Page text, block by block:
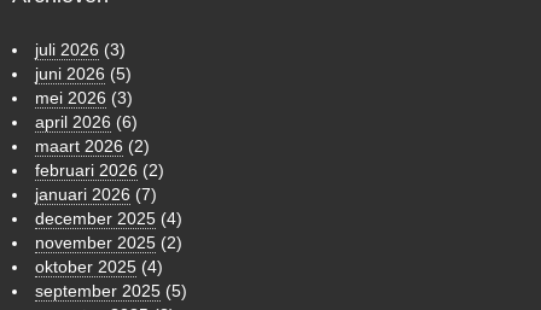
juli 2026 (3)
juni 2026 (5)
mei 2026 (3)
april 2026 (6)
maart 2026 (2)
februari 2026 (2)
januari 2026 (7)
december 2025 (4)
november 2025 (2)
oktober 2025 (4)
september 2025 (5)